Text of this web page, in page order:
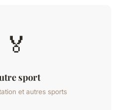
🏅
sport
et autres sports